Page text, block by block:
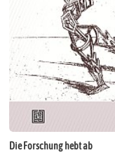
Die Forschung hebt ab